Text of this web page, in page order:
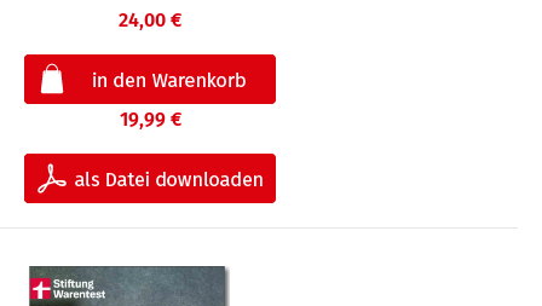
24,00 €
19,99 €